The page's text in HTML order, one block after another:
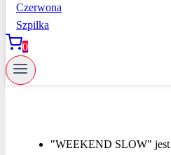
0
"WEEKEND SLOW" jest